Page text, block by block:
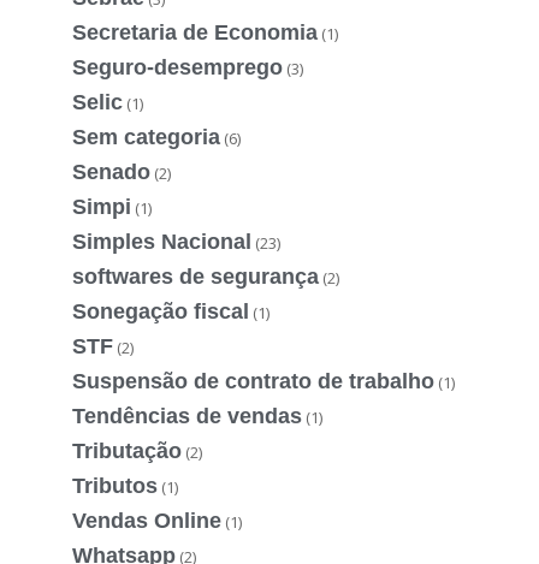
Secretaria de Economia (1)
Seguro-desemprego (3)
Selic (1)
Sem categoria (6)
Senado (2)
Simpi (1)
Simples Nacional (23)
softwares de segurança (2)
Sonegação fiscal (1)
STF (2)
Suspensão de contrato de trabalho (1)
Tendências de vendas (1)
Tributação (2)
Tributos (1)
Vendas Online (1)
Whatsapp (2)